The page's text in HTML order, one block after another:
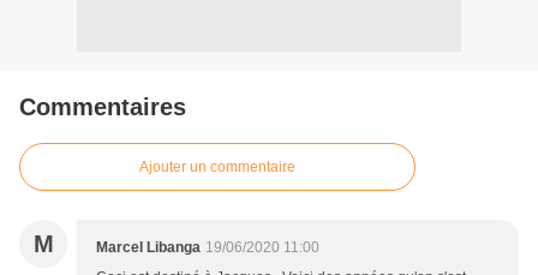
Commentaires
Ajouter un commentaire
M Marcel Libanga 19/06/2020 11:00